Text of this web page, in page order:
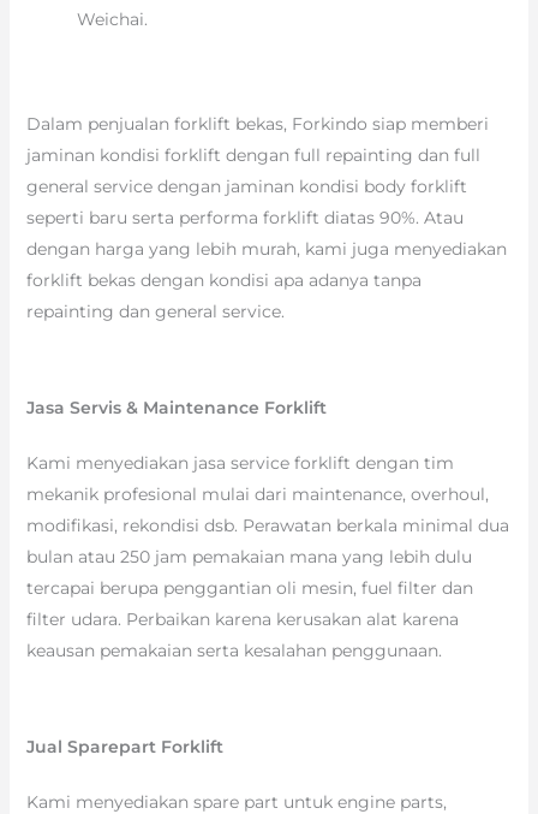
Weichai.
Dalam penjualan forklift bekas, Forkindo siap memberi
jaminan kondisi forklift dengan full repainting dan full
general service dengan jaminan kondisi body forklift
seperti baru serta performa forklift diatas 90%. Atau
dengan harga yang lebih murah, kami juga menyediakan
forklift bekas dengan kondisi apa adanya tanpa
repainting dan general service.
Jasa Servis & Maintenance Forklift
Kami menyediakan jasa service forklift dengan tim
mekanik profesional mulai dari maintenance, overhoul,
modifikasi, rekondisi dsb. Perawatan berkala minimal dua
bulan atau 250 jam pemakaian mana yang lebih dulu
tercapai berupa penggantian oli mesin, fuel filter dan
filter udara. Perbaikan karena kerusakan alat karena
keausan pemakaian serta kesalahan penggunaan.
Jual Sparepart Forklift
Kami menyediakan spare part untuk engine parts,